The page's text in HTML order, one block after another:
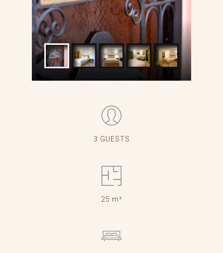
3 GUESTS
25 m²